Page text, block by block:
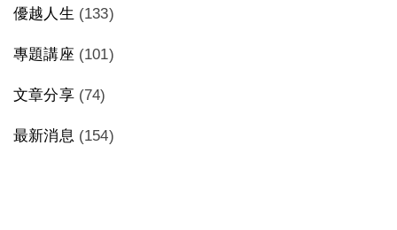
優越人生 (133)
專題講座 (101)
文章分享(74)
最新消息 (154)